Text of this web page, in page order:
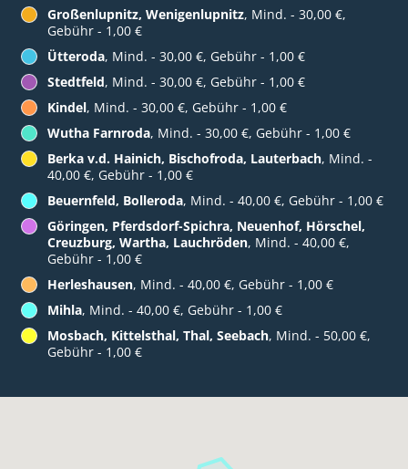
Großenlupnitz, Wenigenlupnitz, Mind. - 30,00 €,
Gebühr - 1,00 €
Ütteroda, Mind. - 30,00 €, Gebühr - 1,00 €
Stedtfeld, Mind. - 30,00 €, Gebühr - 1,00 €
Kindel, Mind. - 30,00 €, Gebühr - 1,00 €
Wutha Farnroda, Mind. - 30,00 €, Gebühr - 1,00 €
Berka v.d. Hainich, Bischofroda, Lauterbach, Mind. -
40,00 €, Gebühr - 1,00 €
Beuernfeld, Bolleroda, Mind. - 40,00 €, Gebühr - 1,00 €
Göringen, Pferdsdorf-Spichra, Neuenhof, Hörschel,
Creuzburg, Wartha, Lauchröden, Mind. - 40,00 €,
Gebühr - 1,00 €
Herleshausen, Mind. - 40,00 €, Gebühr - 1,00 €
Mihla, Mind. - 40,00 €, Gebühr - 1,00 €
Mosbach, Kittelsthal, Thal, Seebach, Mind. - 50,00 €,
Gebühr - 1,00 €